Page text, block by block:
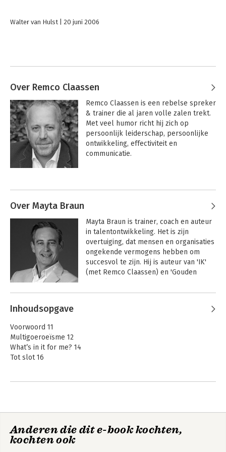
Walter van Hulst 20 juni 2006
Over Remco Claassen
Remco Claassen is een rebelse spreker
& trainer die al jaren volle zalen trekt.
Met veel humor richt hij zich op
persoonlijk leiderschap, persoonlijke
ontwikkeling, effectiviteit en
communicatie.
in staat is zijn publiek meer dan twaalf
uur (!) achtereen op het puntje van hun
stoel te houden en met doe-zin naar
huis te sturen.
IK
Over Mayta Braun
Mayta Braun is trainer, coach en auteur
in talentontwikkeling. Het is zijn
overtuiging, dat mensen en organisaties
ongekende vermogens hebben om
succesvol te zijn. Hij is auteur van 'IK'
(met Remco Claassen) en 'Gouden
Andere boeken door Mayta Braun
IK Gouden discipline
Inhoudsopgave
Voorwoord 11
Multigoeroeïsme 12
What’s in it for me? 14
Tot slot 16
2. E = MC2 31
Anderen die dit e-book kochten,
kochten ook